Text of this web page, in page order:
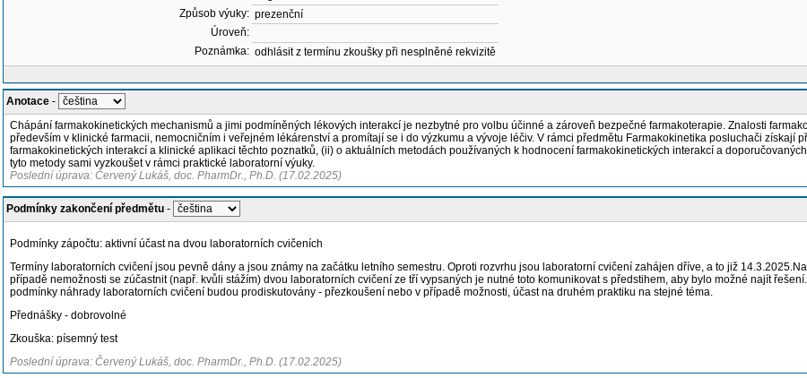
Způsob výuky: prezenční
Úroveň:
Poznámka: odhlásit z termínu zkoušky při nesplněné rekvizitě
Anotace -
Chápání farmakokinetických mechanismů a jimi podmíněných lékových interakcí je nezbytné pro volbu účinné a zároveň bezpečné farmakoterapie. Znalosti
především v klinické farmacii, nemocničním i veřejném lékárenství a promítají se i do výzkumu a vývoje léčiv. V rámci předmětu Farmakokinetika posluchači získají
farmakokinetických interakcí a klinické aplikaci těchto poznatků, (ii) o aktuálních metodách používaných k hodnocení farmakokinetických interakcí a
tyto metody sami vyzkoušet v rámci praktické laboratorní výuky.
Poslední úprava: Červený Lukáš, doc. PharmDr., Ph.D. (17.02.2025)
Podmínky zakončení předmětu -
Podmínky zápočtu: aktivní účast na dvou laboratorních cvičeních
Termíny laboratorních cvičení jsou pevně dány a jsou známy na začátku letního semestru. Oproti rozvrhu jsou laboratorní cvičení zahájen dříve, a to již
případě nemožnosti se zúčastnit (např. kvůli stážím) dvou laboratorních cvičení ze tří vypsaných je nutné toto komunikovat s předstihem, aby bylo možné najít
podmínky náhrady laboratorních cvičení budou prodiskutovány - přezkoušení nebo v případě možnosti, účast na druhém praktiku na stejné téma.
Přednášky - dobrovolné
Zkouška: písemný test
Poslední úprava: Červený Lukáš, doc. PharmDr., Ph.D. (17.02.2025)